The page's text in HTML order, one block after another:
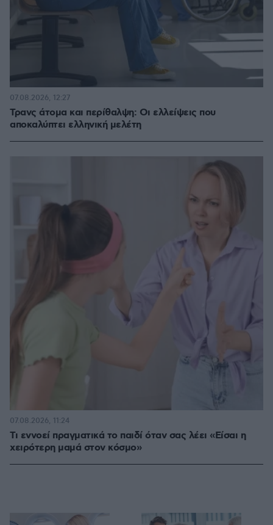
Τρανς άτομα και περίθαλψη: Οι ελλείψεις που
αποκαλύπτει ελληνική μελέτη
07.08.2026, 12:27
Τι εννοεί πραγματικά το παιδί όταν σας λέει «Είσαι η
χειρότερη μαμά στον κόσμο»
07.08.2026, 11:24